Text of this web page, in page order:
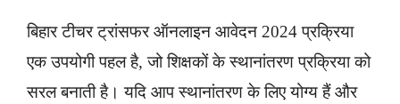
बिहार टीचर ट्रांसफर ऑनलाइन आवेदन 2024 प्रक्रिया
एक उपयोगी पहल है, जो शिक्षकों के स्थानांतरण प्रक्रिया को
सरल बनाती है। यदि आप स्थानांतरण के लिए योग्य हैं और